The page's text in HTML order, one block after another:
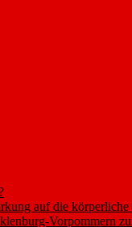
auf die körperliche
Vorpommern